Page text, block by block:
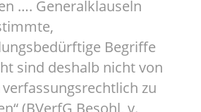
…. Generalklauseln
Begriffe
sind deshalb nicht von
zu
(BVerfG Besohl, v.